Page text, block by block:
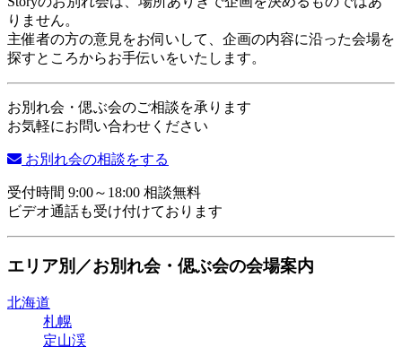
りません。
主催者の方の意見をお伺いして、企画の内容に沿った会場を
探すところからお手伝いをいたします。
お別れ会・偲ぶ会のご相談を承ります
お気軽にお問い合わせください
お別れ会の相談をする
受付時間 9:00～18:00 相談無料
ビデオ通話も受け付けております
エリア別／お別れ会・偲ぶ会の会場案内
北海道
札幌
定山渓